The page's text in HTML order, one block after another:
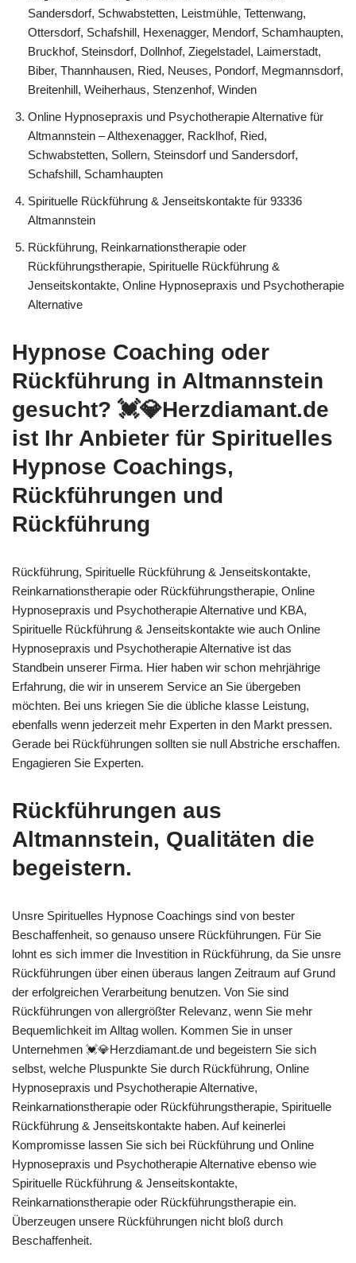
Sandersdorf, Schwabstetten, Leistmühle, Tettenwang,
Ottersdorf, Schafshill, Hexenagger, Mendorf, Schamhaupten,
Bruckhof, Steinsdorf, Dollnhof, Ziegelstadel, Laimerstadt,
Biber, Thannhausen, Ried, Neuses, Pondorf, Megmannsdorf,
Breitenhill, Weiherhaus, Stenzenhof, Winden
Online Hypnosepraxis und Psychotherapie Alternative für
Altmannstein – Althexenagger, Racklhof, Ried,
Schwabstetten, Sollern, Steinsdorf und Sandersdorf,
Schafshill, Schamhaupten
Spirituelle Rückführung & Jenseitskontakte für 93336
Altmannstein
Rückführung, Reinkarnationstherapie oder
Rückführungstherapie, Spirituelle Rückführung &
Jenseitskontakte, Online Hypnosepraxis und Psychotherapie
Alternative
Hypnose Coaching oder
Rückführung in Altmannstein
gesucht? 💓️💎Herzdiamant.de
ist Ihr Anbieter für Spirituelles
Hypnose Coachings,
Rückführungen und
Rückführung
Rückführung, Spirituelle Rückführung & Jenseitskontakte,
Reinkarnationstherapie oder Rückführungstherapie, Online
Hypnosepraxis und Psychotherapie Alternative und KBA,
Spirituelle Rückführung & Jenseitskontakte wie auch Online
Hypnosepraxis und Psychotherapie Alternative ist das
Standbein unserer Firma. Hier haben wir schon mehrjährige
Erfahrung, die wir in unserem Service an Sie übergeben
möchten. Bei uns kriegen Sie die übliche klasse Leistung,
ebenfalls wenn jederzeit mehr Experten in den Markt pressen.
Gerade bei Rückführungen sollten sie null Abstriche erschaffen.
Engagieren Sie Experten.
Rückführungen aus
Altmannstein, Qualitäten die
begeistern.
Unsre Spirituelles Hypnose Coachings sind von bester
Beschaffenheit, so genauso unsere Rückführungen. Für Sie
lohnt es sich immer die Investition in Rückführung, da Sie unsre
Rückführungen über einen überaus langen Zeitraum auf Grund
der erfolgreichen Verarbeitung benutzen. Von Sie sind
Rückführungen von allergrößter Relevanz, wenn Sie mehr
Bequemlichkeit im Alltag wollen. Kommen Sie in unser
Unternehmen 💓️💎Herzdiamant.de und begeistern Sie sich
selbst, welche Pluspunkte Sie durch Rückführung, Online
Hypnosepraxis und Psychotherapie Alternative,
Reinkarnationstherapie oder Rückführungstherapie, Spirituelle
Rückführung & Jenseitskontakte haben. Auf keinerlei
Kompromisse lassen Sie sich bei Rückführung und Online
Hypnosepraxis und Psychotherapie Alternative ebenso wie
Spirituelle Rückführung & Jenseitskontakte,
Reinkarnationstherapie oder Rückführungstherapie ein.
Überzeugen unsere Rückführungen nicht bloß durch
Beschaffenheit.